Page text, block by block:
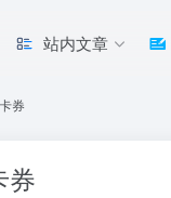
站内文章
券
券